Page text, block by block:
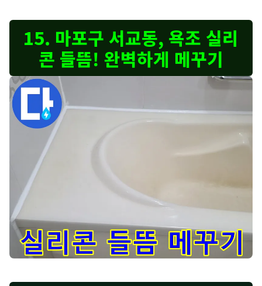
15. 마포구 서교동, 욕조 실리
콘 들뜸! 완벽하게 메꾸기